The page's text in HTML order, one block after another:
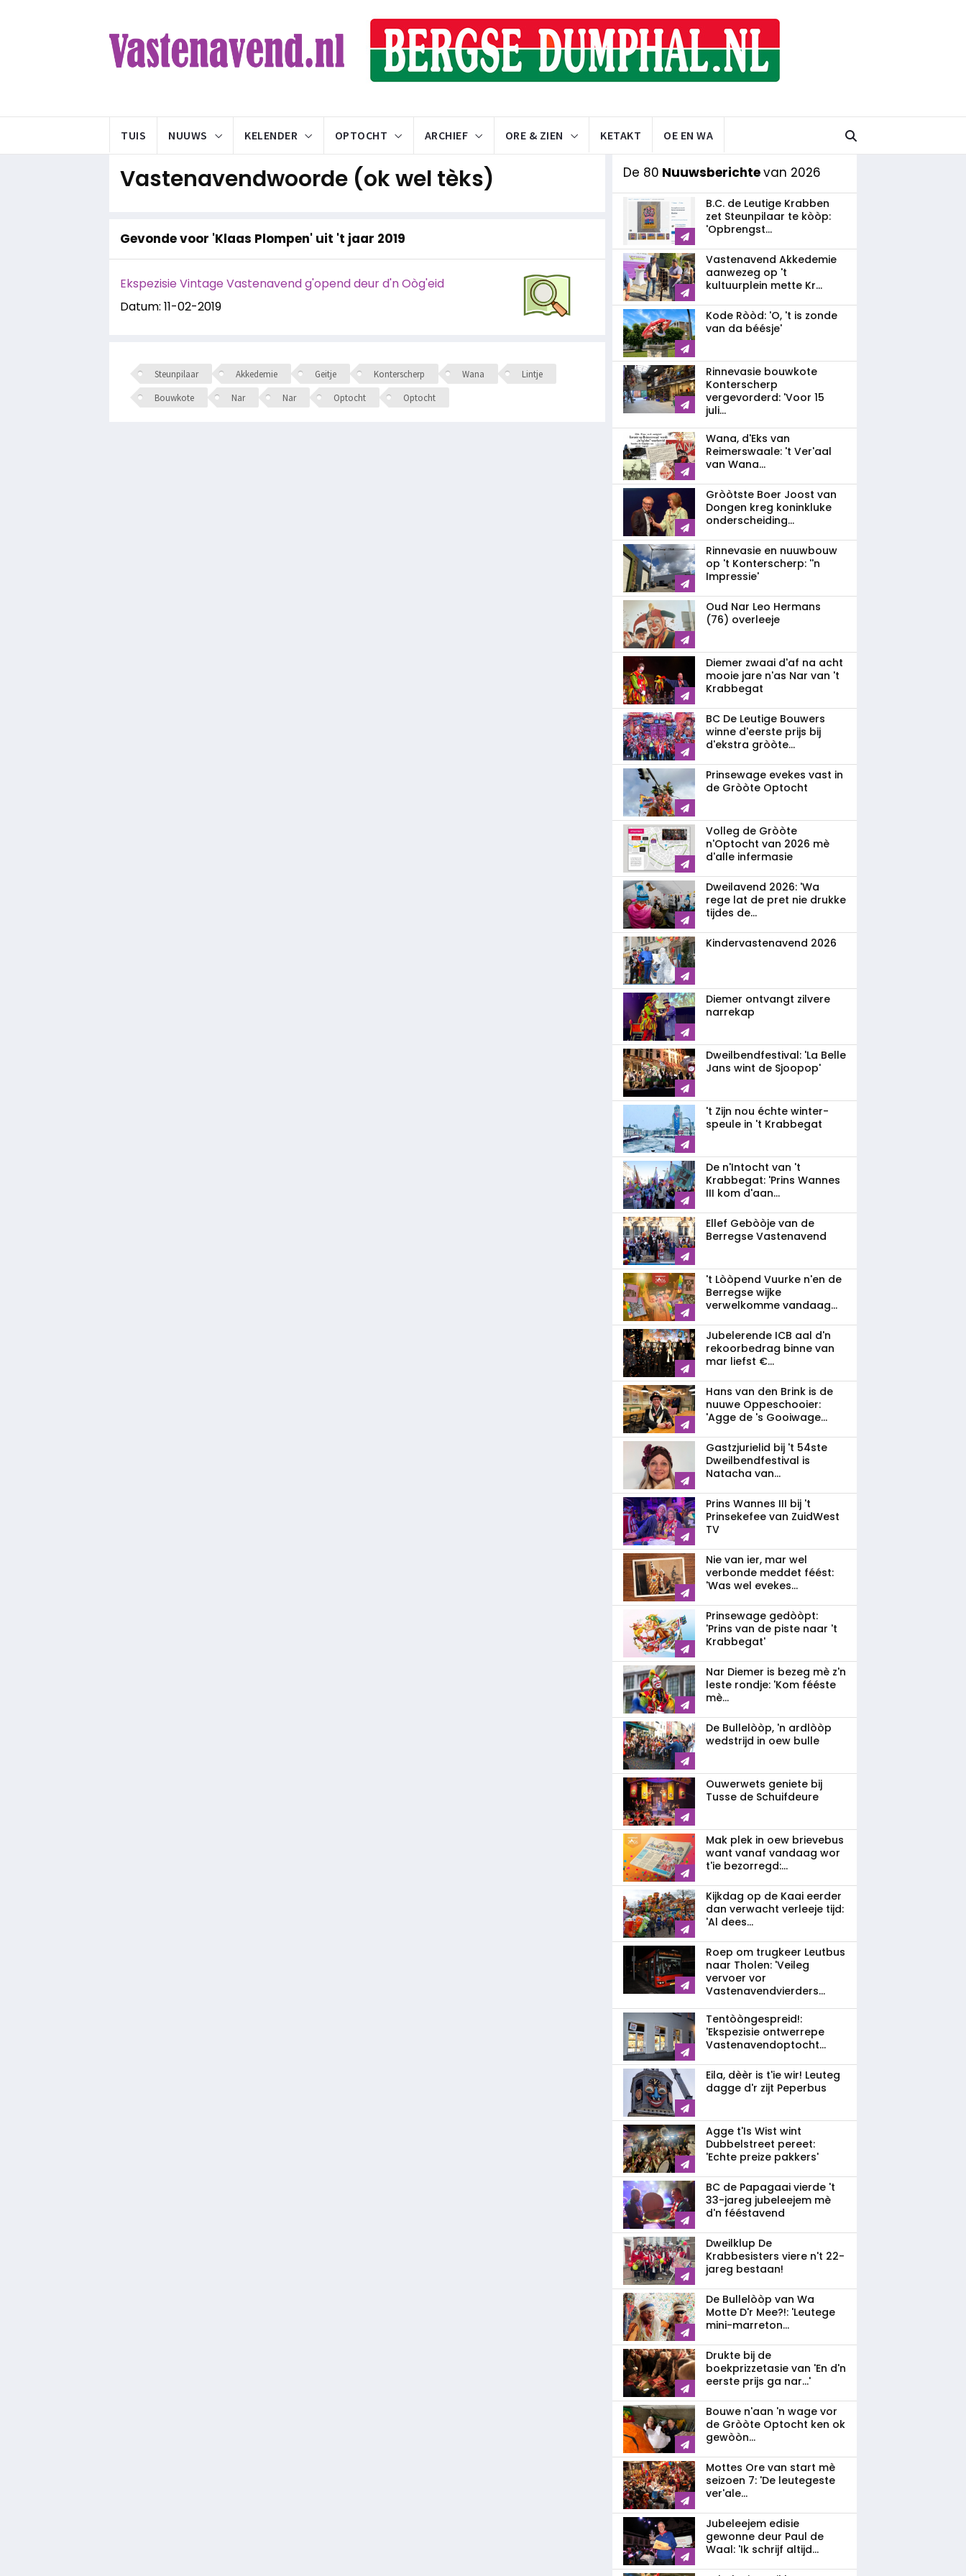
TUIS NUUWS KELENDER OPTOCHT ARCHIEF ORE & ZIEN KETAKT OE EN WA
Vastenavendwoorde (ok wel tèks)
Gevonde voor 'Klaas Plompen' uit 't jaar 2019
Ekspezisie Vintage Vastenavend g'opend deur d'n Oòg'eid
Datum: 11-02-2019
Steunpilaar Akkedemie Geitje Konterscherp Wana
Lintje
Bouwkote
Nar Nar Optocht Optocht
De 80 Nuuwsberichtevan 2026
B.C. de Leutige Krabben
zet Steunpilaar te kòòp:
'Opbrengst...
Vastenavend Akkedemie
aanwezeg op 't
kultuurplein mette Kr...
Kode Ròòd: 'O, 't is zonde
van da béésje'
Rinnevasie bouwkote
Konterscherp
vergevorderd: 'Voor 15
juli...
Wana, d'Eks van
Reimerswaale: 't Ver'aal
van Wana...
Gròòtste Boer Joost van
Dongen kreg koninkluke
onderscheiding...
Rinnevasie en nuuwbouw
op 't Konterscherp: ''n
Impressie'
Oud Nar Leo Hermans
(76) overleeje
Diemer zwaai d'af na acht
mooie jare n'as Nar van 't
Krabbegat
BC De Leutige Bouwers
winne d'eerste prijs bij
d'ekstra gròòte...
Prinsewage evekes vast in
de Gròòte Optocht
Volleg de Gròòte
n'Optocht van 2026 mè
d'alle infermasie
Dweilavend 2026: 'Wa
rege lat de pret nie drukke
tijdes de...
Kindervastenavend 2026
Diemer ontvangt zilvere
narrekap
Dweilbendfestival: 'La Belle
Jans wint de Sjoopop'
't Zijn nou échte winter-
speule in 't Krabbegat
De n'Intocht van 't
Krabbegat: 'Prins Wannes
III kom d'aan...
Ellef Gebòòje van de
Berregse Vastenavend
't Lòòpend Vuurke n'en de
Berregse wijke
verwelkomme vandaag...
Jubelerende ICB aal d'n
rekoorbedrag binne van
mar liefst €...
Hans van den Brink is de
nuuwe Oppeschooier:
'Agge de 's Gooiwage...
Gastzjurielid bij 't 54ste
Dweilbendfestival is
Natacha van...
Prins Wannes III bij 't
Prinsekefee van ZuidWest
TV
Nie van ier, mar wel
verbonde meddet féést:
'Was wel evekes...
Prinsewage gedòòpt:
'Prins van de piste naar 't
Krabbegat'
Nar Diemer is bezeg mè z'n
leste rondje: 'Kom fééste
mè...
De Bullelòòp, 'n ardlòòp
wedstrijd in oew bulle
Ouwerwets geniete bij
Tusse de Schuifdeure
Mak plek in oew brievebus
want vanaf vandaag wor
t'ie bezorregd:...
Kijkdag op de Kaai eerder
dan verwacht verleeje tijd:
'Al dees...
Roep om trugkeer Leutbus
naar Tholen: 'Veileg
vervoer vor
Vastenavendvierders...
Tentòòngespreid!:
'Ekspezisie ontwerrepe
Vastenavendoptocht...
Eila, dèèr is t'ie wir! Leuteg
dagge d'r zijt Peperbus
Agge t'Is Wist wint
Dubbelstreet pereet:
'Echte preize pakkers'
BC de Papagaai vierde 't
33-jareg jubeleejem mè
d'n fééstavend
Dweilklup De
Krabbesisters viere n't 22-
jareg bestaan!
De Bullelòòp van Wa
Motte D'r Mee?!: 'Leutege
mini-marreton...
Drukte bij de
boekprizzetasie van 'En d'n
eerste prijs ga nar...'
Bouwe n'aan 'n wage vor
de Gròòte Optocht ken ok
gewòòn...
Mottes Ore van start mè
seizoen 7: 'De leutegeste
ver'ale...
Jubeleejem edisie
gewonne deur Paul de
Waal: 'Ik schrijf altijd...